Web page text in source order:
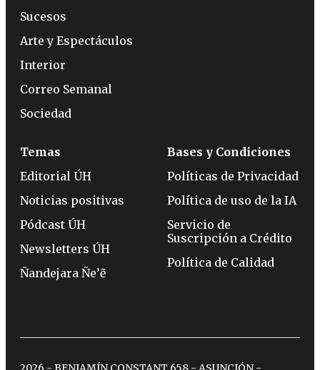
Sucesos
Arte y Espectáculos
Interior
Correo Semanal
Sociedad
Temas
Editorial ÚH
Noticias positivas
Pódcast ÚH
Newsletters ÚH
Ñandejara Ñe’ẽ
Bases y Condiciones
Políticas de Privacidad
Política de uso de la IA
Servicio de
Suscripción a Crédito
Política de Calidad